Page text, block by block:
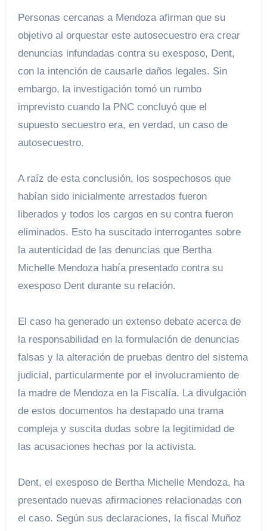
Personas cercanas a Mendoza afirman que su
objetivo al orquestar este autosecuestro era crear
denuncias infundadas contra su exesposo, Dent,
con la intención de causarle daños legales. Sin
embargo, la investigación tomó un rumbo
imprevisto cuando la PNC concluyó que el
supuesto secuestro era, en verdad, un caso de
autosecuestro.
A raíz de esta conclusión, los sospechosos que
habían sido inicialmente arrestados fueron
liberados y todos los cargos en su contra fueron
eliminados. Esto ha suscitado interrogantes sobre
la autenticidad de las denuncias que Bertha
Michelle Mendoza había presentado contra su
exesposo Dent durante su relación.
El caso ha generado un extenso debate acerca de
la responsabilidad en la formulación de denuncias
falsas y la alteración de pruebas dentro del sistema
judicial, particularmente por el involucramiento de
la madre de Mendoza en la Fiscalía. La divulgación
de estos documentos ha destapado una trama
compleja y suscita dudas sobre la legitimidad de
las acusaciones hechas por la activista.
Dent, el exesposo de Bertha Michelle Mendoza, ha
presentado nuevas afirmaciones relacionadas con
el caso. Según sus declaraciones, la fiscal Muñoz